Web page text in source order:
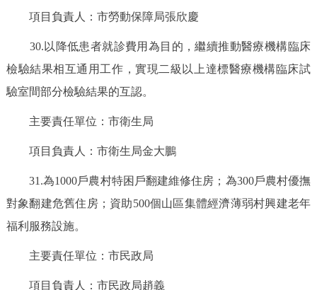
項目負責人：市勞動保障局張欣慶
30.以降低患者就診費用為目的，繼續推動醫療機構臨床
檢驗結果相互通用工作，實現二級以上達標醫療機構臨床試
驗室間部分檢驗結果的互認。
主要責任單位：市衛生局
項目負責人：市衛生局金大鵬
31.為1000戶農村特困戶翻建維修住房；為300戶農村優撫
對象翻建危舊住房；資助500個山區集體經濟薄弱村興建老年
福利服務設施。
主要責任單位：市民政局
項目負責人：市民政局趙義